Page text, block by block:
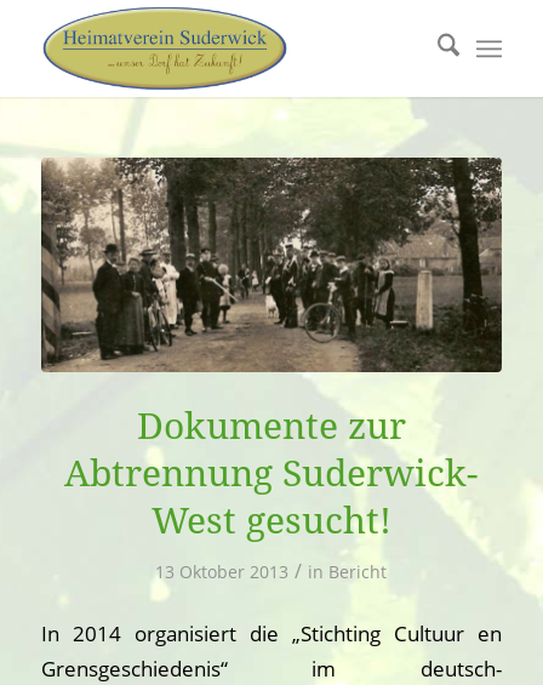
Dokumente zur
Abtrennung Suderwick-
West gesucht!
13 Oktober 2013 / in Bericht
In 2014 organisiert die „Stichting Cultuur en
Grensgeschiedenis“ im deutsch-